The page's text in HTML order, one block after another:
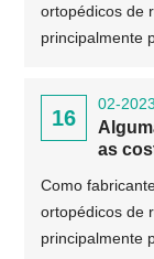
ortopédicos de
principalmente
16
02-2023
as
Como
ortopédicos de
principalmente